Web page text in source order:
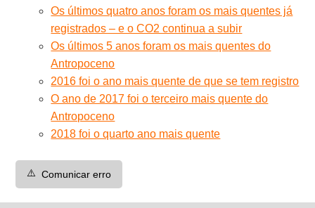
Os últimos quatro anos foram os mais quentes já
registrados – e o CO2 continua a subir
Os últimos 5 anos foram os mais quentes do
Antropoceno
2016 foi o ano mais quente de que se tem registro
O ano de 2017 foi o terceiro mais quente do
Antropoceno
2018 foi o quarto ano mais quente
⚠️ Comunicar erro